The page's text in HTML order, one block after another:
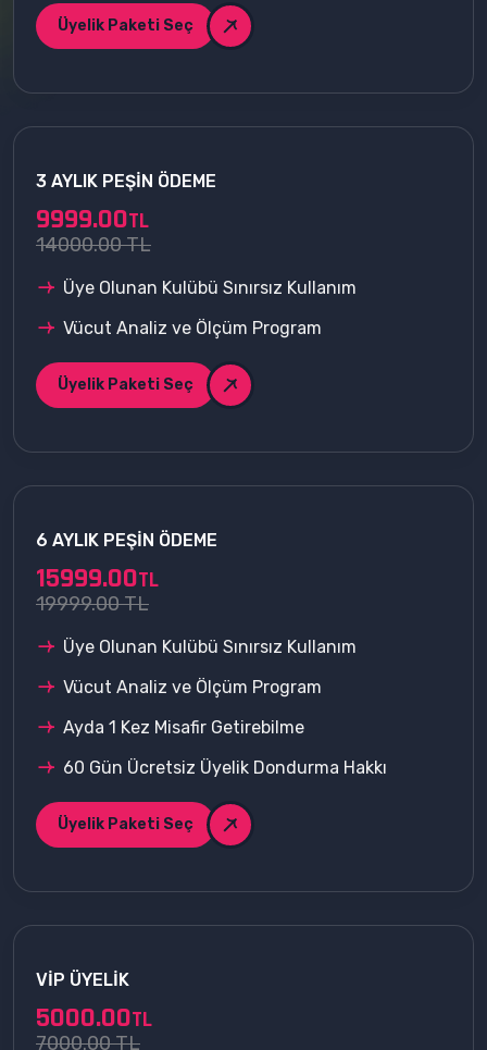
Üyelik Paketi Seç
3 AYLIK PEŞIN ÖDEME
9999.00TL
14000.00 TL
Üye Olunan Kulübü Sınırsız Kullanım
Vücut Analiz ve Ölçüm Program
Üyelik Paketi Seç
6 AYLIK PEŞIN ÖDEME
15999.00TL
19999.00 TL
Üye Olunan Kulübü Sınırsız Kullanım
Vücut Analiz ve Ölçüm Program
Ayda 1 Kez Misafir Getirebilme
60 Gün Ücretsiz Üyelik Dondurma Hakkı
Üyelik Paketi Seç
VIP ÜYELIK
5000.00TL
7000.00 TL